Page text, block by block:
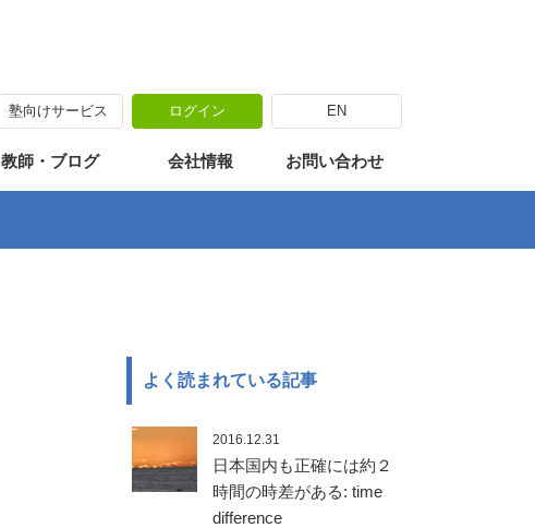
塾向けサービス ログイン EN
教師・ブログ 会社情報 お問い合わせ
よく読まれている記事
2016.12.31
日本国内も正確には約２
時間の時差がある: time
difference